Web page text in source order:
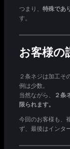
つまり、 特殊であ
す。
お客様の
２条ネジは加工そ
例は少数。
当然ながら、
２条
限られます。
今回のお客様も、
ず、最後はインタ